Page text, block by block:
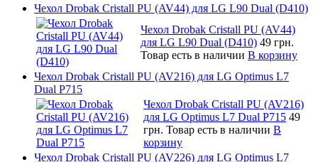
Чехол Drobak Cristall PU (AV44) для LG L90 Dual (D410)
Чехол Drobak Cristall PU (AV44)
для LG L90 Dual (D410) 49 грн.
Товар есть в наличии В корзину
Чехол Drobak Cristall PU (AV216) для LG Optimus L7
Dual P715
Чехол Drobak Cristall PU (AV216)
для LG Optimus L7 Dual P715 49
грн. Товар есть в наличии В
корзину
Чехол Drobak Cristall PU (AV226) для LG Optimus L7